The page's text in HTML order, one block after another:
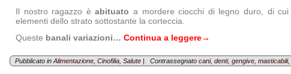
Il nostro ragazzo èabituato a mordere ciocchi di legno duro, di cui
elementi dello strato sottostante la corteccia.
Queste banali variazioni… Continua a leggere→
Pubblicato in Alimentazione Cinofilia Salute | Contrassegnato cani, denti, gengive masticabili,